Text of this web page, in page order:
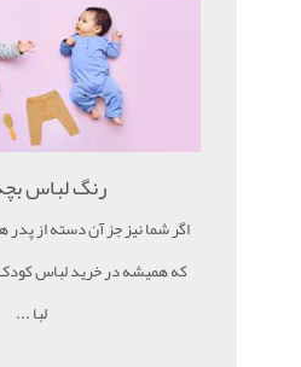
رنگ لباس
اگر شما نیز جز آن دسته از
که همیشه در خرید لباس
لبا ...